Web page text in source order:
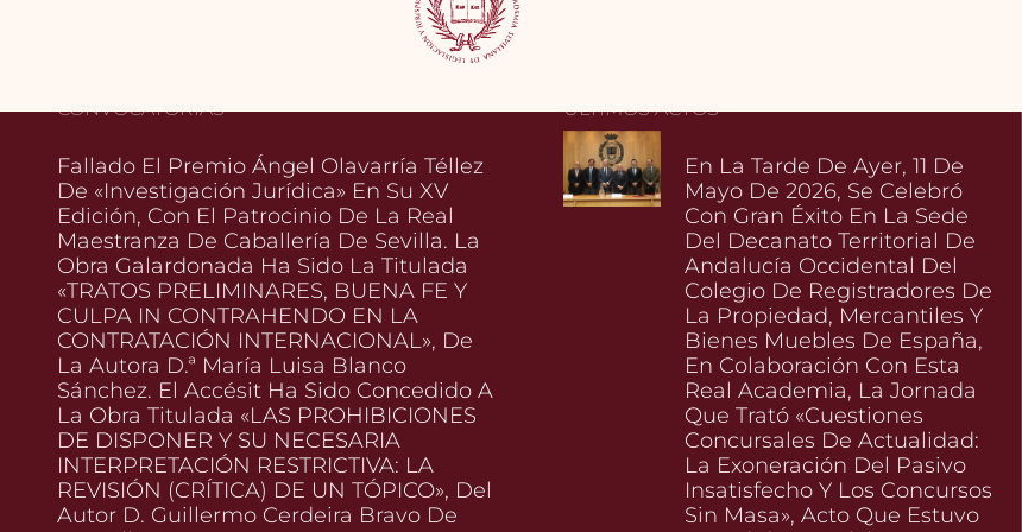
CONVOCATORIAS
Fallado El Premio Ángel Olavarría Téllez
De «Investigación Jurídica» En Su XV
Edición, Con El Patrocinio De La Real
Maestranza De Caballería De Sevilla. La
Obra Galardonada Ha Sido La Titulada
«TRATOS PRELIMINARES, BUENA FE Y
CULPA IN CONTRAHENDO EN LA
CONTRATACIÓN INTERNACIONAL», De
La Autora D.ª María Luisa Blanco
Sánchez. El Accésit Ha Sido Concedido A
La Obra Titulada «LAS PROHIBICIONES
DE DISPONER Y SU NECESARIA
INTERPRETACIÓN RESTRICTIVA: LA
REVISIÓN (CRÍTICA) DE UN TÓPICO», Del
Autor D. Guillermo Cerdeira Bravo De
ÚLTIMOS ACTOS
En La Tarde De Ayer, 11 De
Mayo De 2026, Se Celebró
Con Gran Éxito En La Sede
Del Decanato Territorial De
Andalucía Occidental Del
Colegio De Registradores De
La Propiedad, Mercantiles Y
Bienes Muebles De España,
En Colaboración Con Esta
Real Academia, La Jornada
Que Trató «Cuestiones
Concursales De Actualidad:
La Exoneración Del Pasivo
Insatisfecho Y Los Concursos
Sin Masa», Acto Que Estuvo